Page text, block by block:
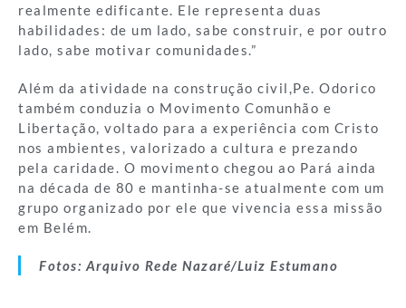
realmente edificante. Ele representa duas
habilidades: de um lado, sabe construir, e por outro
lado, sabe motivar comunidades.”
Além da atividade na construção civil,Pe. Odorico
também conduzia o Movimento Comunhão e
Libertação, voltado para a experiência com Cristo
nos ambientes, valorizado a cultura e prezando
pela caridade. O movimento chegou ao Pará ainda
na década de 80 e mantinha-se atualmente com um
grupo organizado por ele que vivencia essa missão
em Belém.
Fotos: Arquivo Rede Nazaré/Luiz Estumano